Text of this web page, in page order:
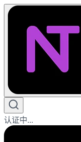
认证中...